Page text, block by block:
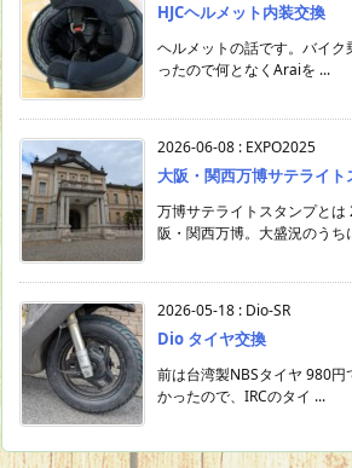
HJCヘルメット内装交換
ヘルメットの話です。バイ
ったので何となくAraiを ...
2026-06-08 : EXPO2025
大阪・関西万博サテライト
万博サテライトスタンプと
阪・関西万博。大盛況のうち
2026-05-18 : Dio-SR
Dio タイヤ交換
前は台湾製NBSタイヤ 980
かったので、IRCのタイ ...